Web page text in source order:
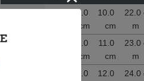
29.0
cm
10.0
cm
22.0
m
30.0
cm
11.0
cm
23.0
m
31.0
12.0
24.0